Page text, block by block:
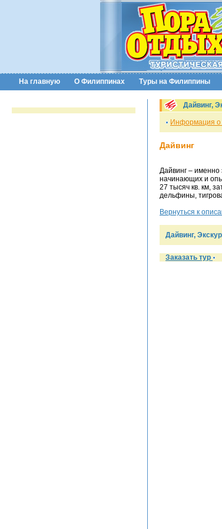
На главную О Филиппинах Туры на Филиппины
Дайвинг,
Информация о
Дайвинг
Дайвинг – именно
начинающих и
27 тысяч кв. км,
дельфины,
Вернуться к
Дайвинг,
Заказать тур